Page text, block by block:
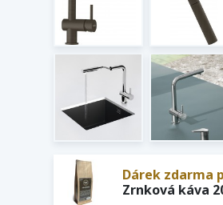
Dárek zdarma
Zrnková káva